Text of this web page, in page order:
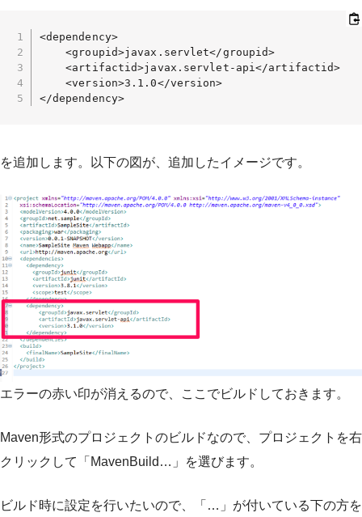
<dependency>
    <groupid>javax.servlet</groupid>
    <artifactid>javax.servlet-api</artifactid>
    <version>3.1.0</version>
</dependency>
を追加します。以下の図が、追加したイメージです。
エラーの赤い印が消えるので、ここでビルドしておきます。
Maven形式のプロジェクトのビルドなので、プロジェクトを右
クリックして「MavenBuild…」を選びます。
ビルド時に設定を行いたいので、「…」が付いている下の方を